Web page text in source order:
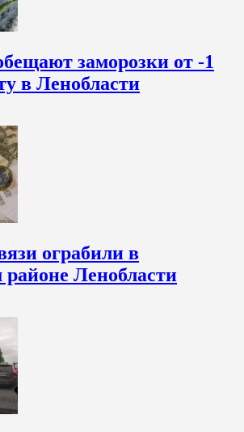
заморозки от -1
в Ленобласти
ограбили в
районе Ленобласти